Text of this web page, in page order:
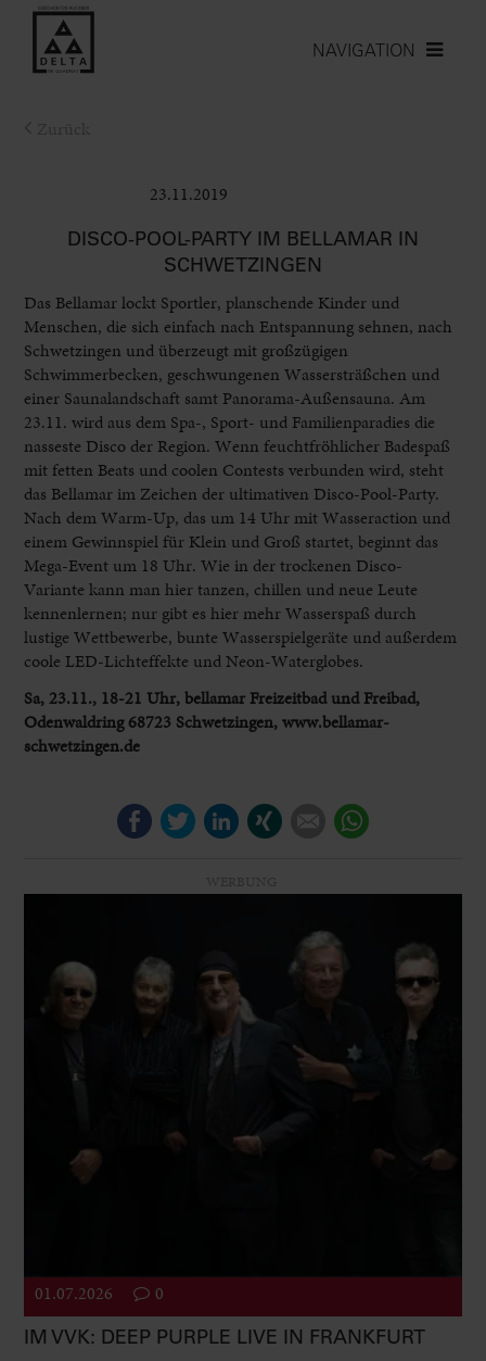
NAVIGATION
23.11.2019
DISCO-POOL-PARTY IM BELLAMAR IN
SCHWETZINGEN
Das Bellamar lockt Sportler, planschende Kinder und
Menschen, die sich einfach nach Entspannung sehnen, nach
Schwetzingen und überzeugt mit großzügigen
Schwimmerbecken, geschwungenen Wassersträßchen und
einer Saunalandschaft samt Panorama-Außensauna. Am
23.11. wird aus dem Spa-, Sport- und Familienparadies die
nasseste Disco der Region. Wenn feuchtfröhlicher Badespaß
mit fetten Beats und coolen Contests verbunden wird, steht
das Bellamar im Zeichen der ultimativen Disco-Pool-Party.
Nach dem Warm-Up, das um 14 Uhr mit Wasseraction und
einem Gewinnspiel für Klein und Groß startet, beginnt das
Mega-Event um 18 Uhr. Wie in der trockenen Disco-
Variante kann man hier tanzen, chillen und neue Leute
kennenlernen; nur gibt es hier mehr Wasserspaß durch
lustige Wettbewerbe, bunte Wasserspielgeräte und außerdem
coole LED-Lichteffekte und Neon-Waterglobes.
Sa, 23.11., 18-21 Uhr, bellamar Freizeitbad und Freibad,
Odenwaldring 68723 Schwetzingen, www.bellamar-
schwetzingen.de
FacebookTwitterLinkedIn E-mail
01.07.2026 0
IM VVK: DEEP PURPLE LIVE IN FRANKFURT